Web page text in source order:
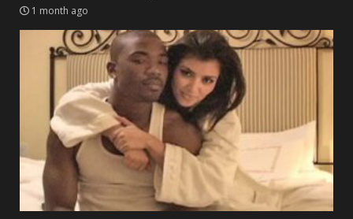
1 month ago